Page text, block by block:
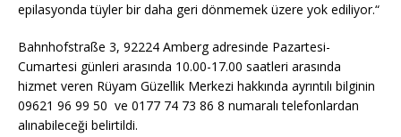
epilasyonda tüyler bir daha geri dönmemek üzere yok ediliyor.“
Bahnhofstraße 3, 92224 Amberg adresinde Pazartesi-
Cumartesi günleri arasında 10.00-17.00 saatleri arasında
hizmet veren Rüyam Güzellik Merkezi hakkında ayrıntılı bilginin
09621 96 99 50 ve 0177 74 73 86 8 numaralı telefonlardan
alınabileceği belirtildi.